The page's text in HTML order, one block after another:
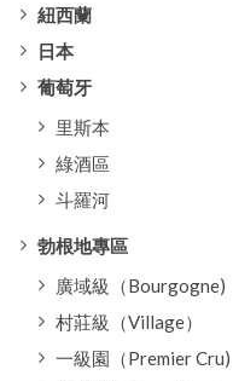
紐西蘭
日本
葡萄牙
里斯本
綠酒區
斗羅河
勃根地專區
廣域級（Bourgogne)
村莊級（Village）
一級園（Premier Cru)